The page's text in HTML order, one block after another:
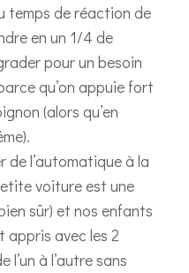
temps de réaction de
en un 1/4 de
pour un besoin
qu’on appuie fort
(alors qu’en
de l’automatique à la
voiture est une
sûr) et nos enfants
appris avec les 2
à l’autre sans